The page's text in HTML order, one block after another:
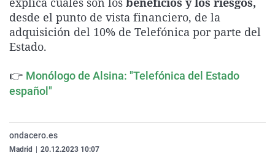
La rosa de los vientos
Gente viajera
Caso
Retornados
Operación Viuda
Extremadura
Galicia
Navarra
Virales
Televisión
desde el punto de vista financiero, de la
adquisición del 10% de Telefónica por parte del
Estado.
👉 Monólogo de Alsina: "Telefónica del Estado
español"
ondacero.es
Madrid 20.12.2023 10:07